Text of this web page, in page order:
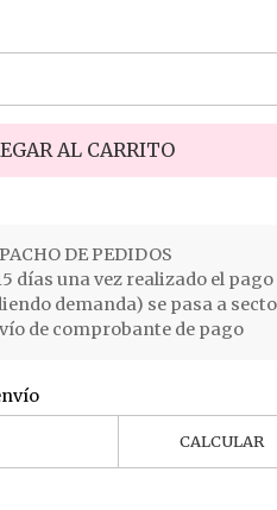
AL CARRITO
DE PEDIDOS
días una vez realizado el pago
demanda) se pasa a
de comprobante de pago
CALCULAR